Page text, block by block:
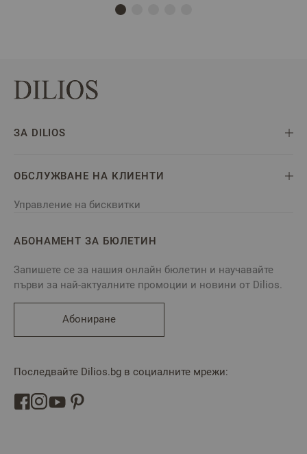
ЗА DILIOS
ОБСЛУЖВАНЕ НА КЛИЕНТИ
Управление на бисквитки
АБОНАМЕНТ ЗА БЮЛЕТИН
Запишете се за нашия онлайн бюлетин и научавайте
първи за най-актуалните промоции и новини от Dilios.
Абониране
Последвайте Dilios.bg в социалните мрежи: